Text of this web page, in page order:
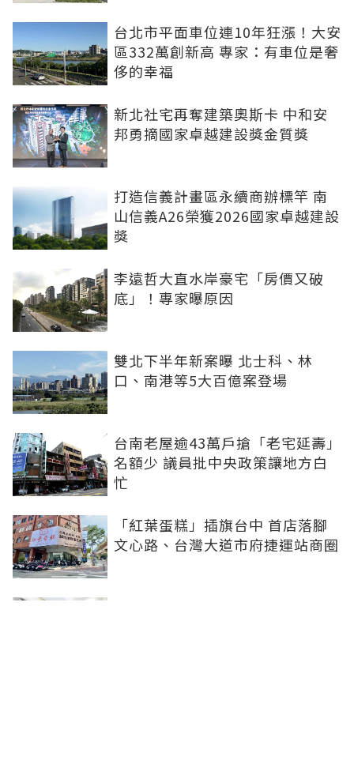
台北市平面車位連10年狂漲！大安
區332萬創新高 專家：有車位是奢
侈的幸福
新北社宅再奪建築奧斯卡 中和安
邦勇摘國家卓越建設獎金質獎
打造信義計畫區永續商辦標竿 南
山信義A26榮獲2026國家卓越建設
獎
李遠哲大直水岸豪宅「房價又破
底」！專家曝原因
雙北下半年新案曝 北士科、林
口、南港等5大百億案登場
台南老屋逾43萬戶搶「老宅延壽」
名額少 議員批中央政策讓地方白
忙
「紅葉蛋糕」插旗台中 首店落腳
文心路、台灣大道市府捷運站商圈